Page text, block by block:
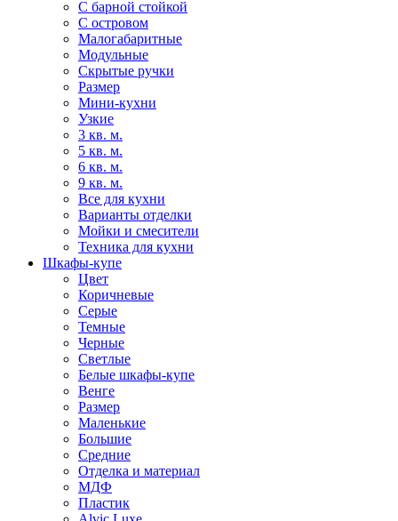
С барной стойкой
С островом
Малогабаритные
Модульные
Скрытые ручки
Размер
Мини-кухни
Узкие
3 кв. м.
5 кв. м.
6 кв. м.
9 кв. м.
Все для кухни
Варианты отделки
Мойки и смесители
Техника для кухни
Шкафы-купе
Цвет
Коричневые
Серые
Темные
Черные
Светлые
Белые шкафы-купе
Венге
Размер
Маленькие
Большие
Средние
Отделка и материал
МДФ
Пластик